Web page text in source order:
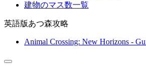
建物のマス数一覧
英語版あつ森攻略
Animal Crossing: New Horizons -